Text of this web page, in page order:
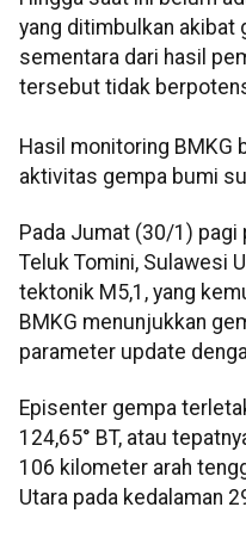
yang ditimbulkan
sementara dari hasil
tersebut tidak
Hasil monitoring BMKG
aktivitas gempa bumi
Pada Jumat (30/1) pagi
Teluk Tomini, Sulawesi
tektonik M5,1, yang
BMKG menunjukkan
parameter update
Episenter gempa
124,65° BT, atau
106 kilometer arah
Utara pada kedalaman